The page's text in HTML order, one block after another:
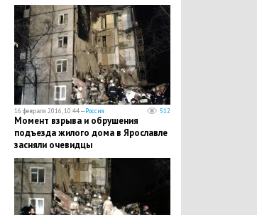
16 февраля 2016, 10:44 —Россия 512
Момент взрыва и обрушения
подъезда жилого дома в Ярославле
засняли очевидцы